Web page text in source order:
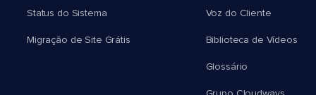
Status do Sistema
Migração de Site Grátis
Voz do Cliente
Biblioteca de Vídeos
Glossário